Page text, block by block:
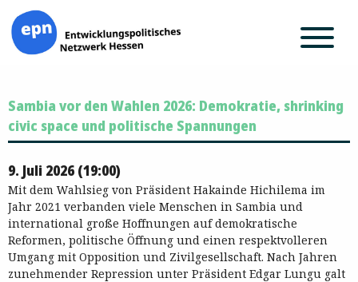
Inhalt
springen
Sambia vor den Wahlen 2026: Demokratie, shrinking
civic space und politische Spannungen
9. Juli 2026 (19:00)
Mit dem Wahlsieg von Präsident Hakainde Hichilema im
Jahr 2021 verbanden viele Menschen in Sambia und
international große Hoffnungen auf demokratische
Reformen, politische Öffnung und einen respektvolleren
Umgang mit Opposition und Zivilgesellschaft. Nach Jahren
zunehmender Repression unter Präsident Edgar Lungu galt